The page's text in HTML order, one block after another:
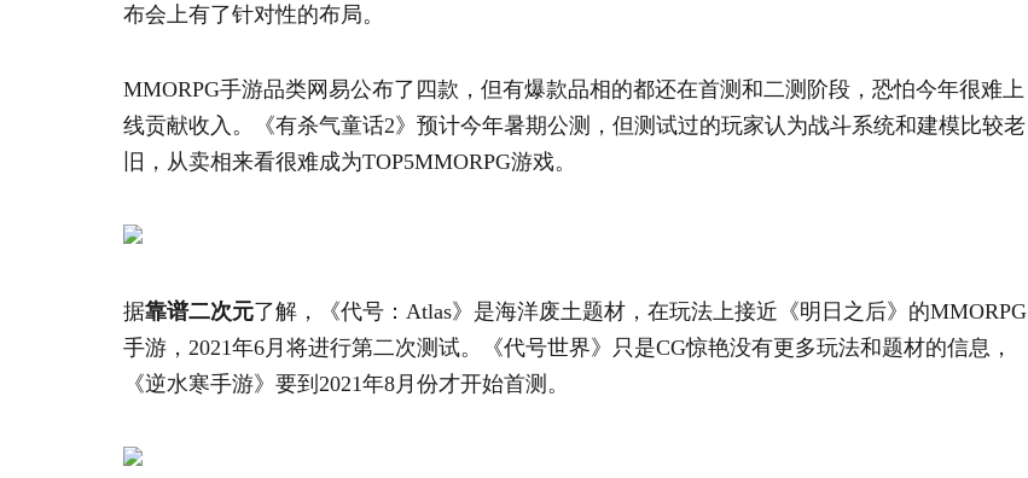
布会上有了针对性的布局。
MMORPG手游品类网易公布了四款，但有爆款品相的都还在首测和二测阶段，恐怕今年很难上
线贡献收入。《有杀气童话2》预计今年暑期公测，但测试过的玩家认为战斗系统和建模比较老
旧，从卖相来看很难成为TOP5MMORPG游戏。
据靠谱二次元了解，《代号：Atlas》是海洋废土题材，在玩法上接近《明日之后》的MMORPG
手游，2021年6月将进行第二次测试。《代号世界》只是CG惊艳没有更多玩法和题材的信息，
《逆水寒手游》要到2021年8月份才开始首测。